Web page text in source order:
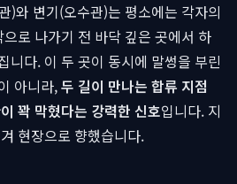
)와 변기(오수관)는 평소에는 각자의
로 나가기 전 바닥 깊은 곳에서 하
니다. 이 두 곳이 동시에 말썽을 부린
아니라,두 길이 만나는 합류 지점
꽉 막혔다는 강력한 신호입니다. 지
현장으로 향했습니다.